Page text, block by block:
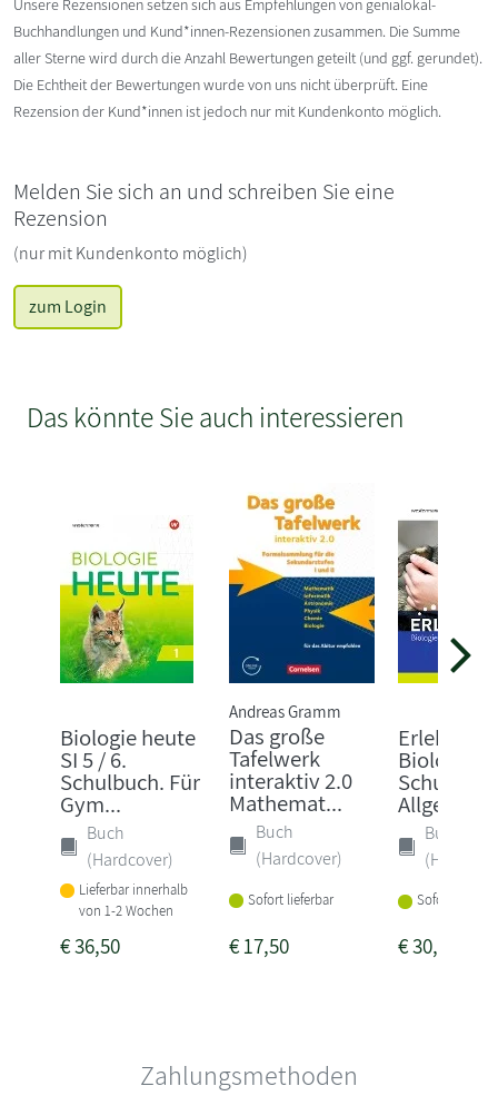
Unsere Rezensionen setzen sich aus Empfehlungen von genialokal-
Buchhandlungen und Kund*innen-Rezensionen zusammen. Die Summe
aller Sterne wird durch die Anzahl Bewertungen geteilt (und ggf. gerundet).
Die Echtheit der Bewertungen wurde von uns nicht überprüft. Eine
Rezension der Kund*innen ist jedoch nur mit Kundenkonto möglich.
Melden Sie sich an und schreiben Sie eine
Rezension
(nur mit Kundenkonto möglich)
zum Login
Das könnte Sie auch interessieren
Biologie heute
SI 5 / 6.
Schulbuch. Für
Gym...
Buch
(Hardcover)
Lieferbar innerhalb
von 1-2 Wochen
€36,50
Andreas Gramm
Das große
Tafelwerk
interaktiv 2.0
Mathemat...
Buch
(Hardcover)
Sofort lieferbar
€17,50
Erlebnis
Biologie 1.
Buch
Sofort
€30,95
Zahlungsmethoden